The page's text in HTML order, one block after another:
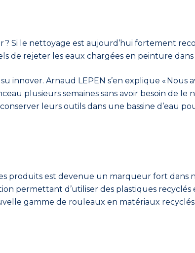
Si le nettoyage est aujourd’hui fortement
de rejeter les eaux chargées en peinture dans
innover. Arnaud LEPEN s’en explique « Nous
plusieurs semaines sans avoir besoin de le
leurs outils dans une bassine d’eau
produits est devenue un marqueur fort
permettant d’utiliserdes plastiques recyclés
gamme de rouleaux en matériaux